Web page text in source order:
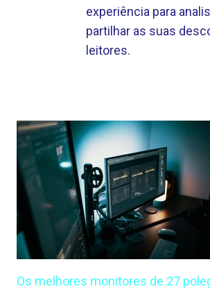
experiência para
partilhar as suas
leitores.
Os melhores monitores de 27